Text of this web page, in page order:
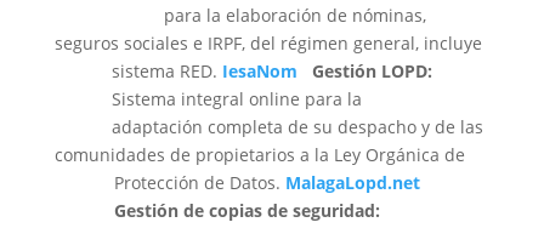
para la elaboración de nóminas,
seguros sociales e IRPF, del régimen general, incluye
sistema RED. IesaNom
Gestión LOPD:
Sistema integral online para la
adaptación completa de su despacho y de las
comunidades de propietarios a la Ley Orgánica de
Protección de Datos. MalagaLopd.net
Gestión de copias de seguridad: